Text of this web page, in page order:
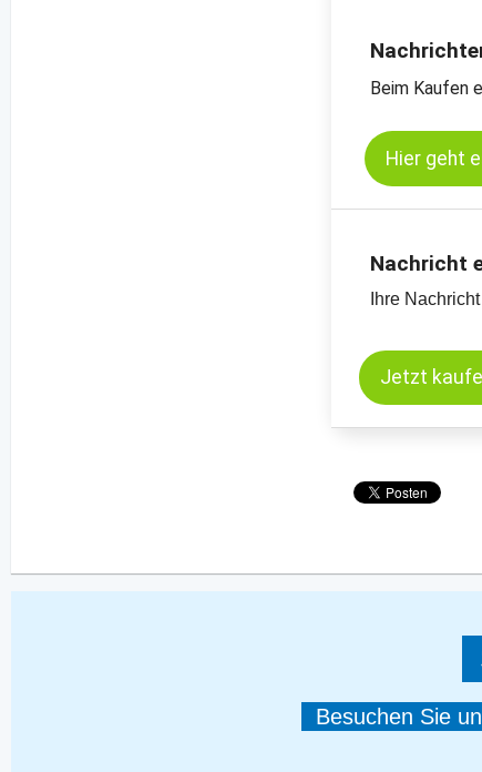
- Preischarts,
Kassamarkt -
Beim Kaufen
Hier geht
Nachricht
Ihre
Jetzt
Besuchen Sie